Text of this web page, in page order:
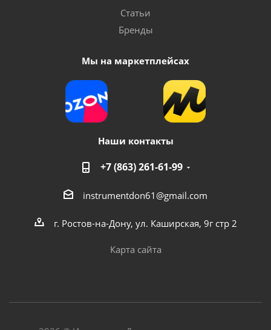
Статьи
Бренды
Мы на маркетплейсах
Наши контакты
+7 (863) 261-61-99
instrumentdon61@gmail.com
г. Ростов-на-Дону, ул. Каширская, 9г стр 2
Карта сайта